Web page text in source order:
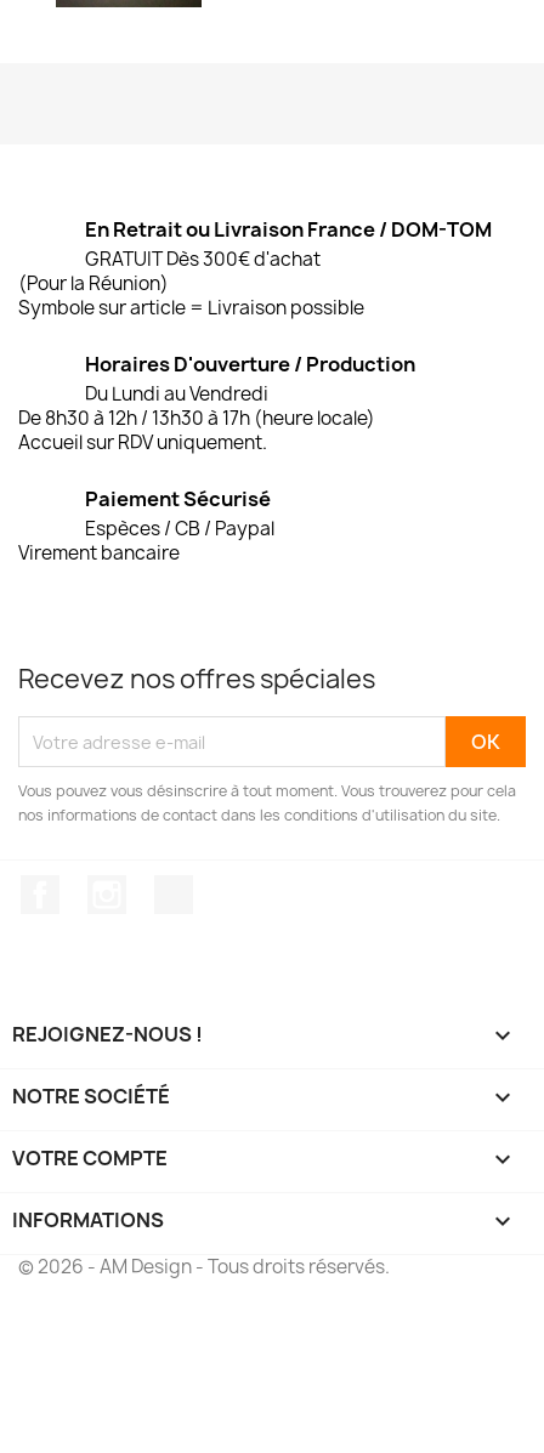
En Retrait ou Livraison France / DOM-TOM
GRATUIT Dès 300€ d'achat
(Pour la Réunion)
Symbole sur article = Livraison possible
Horaires D'ouverture / Production
Du Lundi au Vendredi
De 8h30 à 12h / 13h30 à 17h (heure locale)
Accueil sur RDV uniquement.
Paiement Sécurisé
Espèces / CB / Paypal
Virement bancaire
Recevez nos offres spéciales
Vous pouvez vous désinscrire à tout moment. Vous trouverez pour cela
nos informations de contact dans les conditions d'utilisation du site.
REJOIGNEZ-NOUS ! 
NOTRE SOCIÉTÉ 
VOTRE COMPTE 
INFORMATIONS keyboard_arrow_down
© 2026 - AM Design - Tous droits réservés.